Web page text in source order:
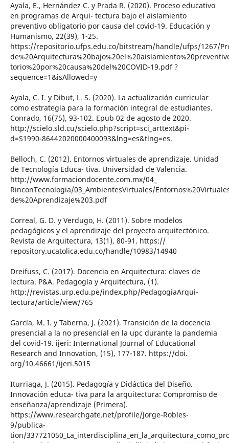
Ayala, E., Hernández C. y Prada R. (2020). Proceso educativo
en programas de Arqui- tectura bajo el aislamiento
preventivo obligatorio por causa del covid-19. Educación y
Humanismo, 22(39), 1-25.
https://repositorio.ufps.edu.co/bitstream/handle/ufps/1267/
torio%20por%20causa%20del%20COVID-19.pdf ?
sequence=1&isAllowed=y
Ayala, C. I. y Dibut, L. S. (2020). La actualización curricular
como estrategia para la formación integral de estudiantes.
Conrado, 16(75), 93-102. Epub 02 de agosto de 2020.
http://scielo.sld.cu/scielo.php?script=sci_arttext&pi-
d=S1990-86442020000400093&lng=es&tlng=es.
Belloch, C. (2012). Entornos virtuales de aprendizaje. Unidad
de Tecnología Educa- tiva. Universidad de Valencia.
http://www.formaciondocente.com.mx/04_
RinconTecnologia/03_AmbientesVirtuales/
de%20Aprendizaje%203.pdf
Correal, G. D. y Verdugo, H. (2011). Sobre modelos
pedagógicos y el aprendizaje del proyecto arquitectónico.
Revista de Arquitectura, 13(1), 80-91. https://
repository.ucatolica.edu.co/handle/10983/14940
Dreifuss, C. (2017). Docencia en Arquitectura: claves de
lectura. P&A. Pedagogía y Arquitectura, (1).
http://revistas.urp.edu.pe/index.php/PedagogiaArqui-
tectura/article/view/765
García, M. I. y Taberna, J. (2021). Transición de la docencia
presencial a la no presencial en la upc durante la pandemia
del covid-19. ijeri: International Journal of Educational
Research and Innovation, (15), 177-187. https://doi.
org/10.46661/ijeri.5015
Iturriaga, J. (2015). Pedagogía y Didáctica del Diseño.
Innovación educa- tiva para la arquitectura: Compromiso de
enseñanza/aprendizaje (Primera).
https://www.researchgate.net/profile/Jorge-Robles-
9/publica-
tion/